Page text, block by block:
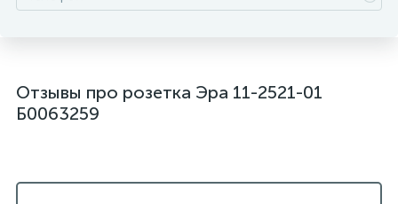
Отзывы про розетка Эра 11-2521-01
Б0063259